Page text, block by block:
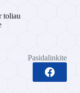
toliau
Pasidalinkite